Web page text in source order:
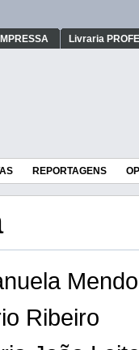
Livraria
REPORTAGENS
Ribeiro